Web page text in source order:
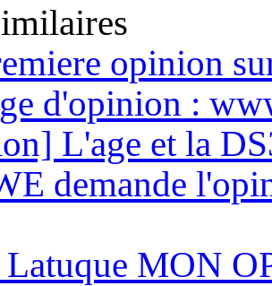
opinion
d'opinion :
L'age et la
demande
Latuque MON